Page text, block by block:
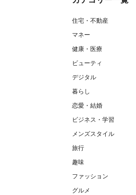
住宅・不動産
マネー
健康・医療
ビューティ
デジタル
暮らし
恋愛・結婚
ビジネス・学習
メンズスタイル
旅行
趣味
ファッション
グルメ